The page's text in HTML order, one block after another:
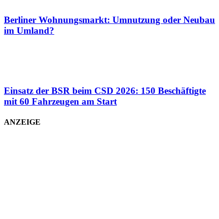
Berliner Wohnungsmarkt: Umnutzung oder Neubau
im Umland?
Einsatz der BSR beim CSD 2026: 150 Beschäftigte
mit 60 Fahrzeugen am Start
ANZEIGE